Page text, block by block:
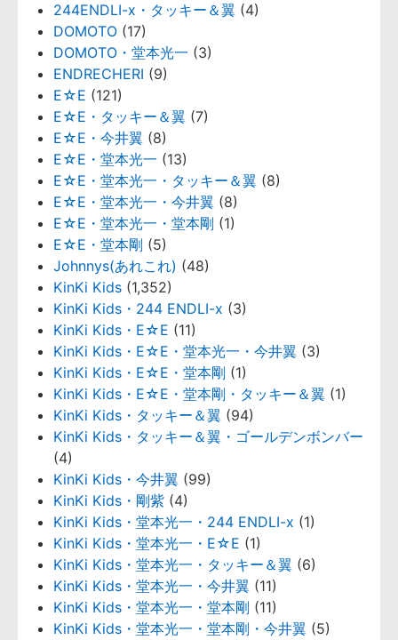
244ENDLI-x・タッキー＆翼 (4)
DOMOTO (17)
DOMOTO・堂本光一 (3)
ENDRECHERI (9)
E☆E (121)
E☆E・タッキー＆翼 (7)
E☆E・今井翼 (8)
E☆E・堂本光一 (13)
E☆E・堂本光一・タッキー＆翼 (8)
E☆E・堂本光一・今井翼 (8)
E☆E・堂本光一・堂本剛 (1)
E☆E・堂本剛 (5)
Johnnys(あれこれ) (48)
KinKi Kids (1,352)
KinKi Kids・244 ENDLI-x (3)
KinKi Kids・E☆E (11)
KinKi Kids・E☆E・堂本光一・今井翼 (3)
KinKi Kids・E☆E・堂本剛 (1)
KinKi Kids・E☆E・堂本剛・タッキー＆翼 (1)
KinKi Kids・タッキー＆翼 (94)
KinKi Kids・タッキー＆翼・ゴールデンボンバー
(4)
KinKi Kids・今井翼 (99)
KinKi Kids・剛紫 (4)
KinKi Kids・堂本光一・244 ENDLI-x (1)
KinKi Kids・堂本光一・E☆E (1)
KinKi Kids・堂本光一・タッキー＆翼 (6)
KinKi Kids・堂本光一・今井翼 (11)
KinKi Kids・堂本光一・堂本剛 (11)
KinKi Kids・堂本光一・堂本剛・今井翼 (5)